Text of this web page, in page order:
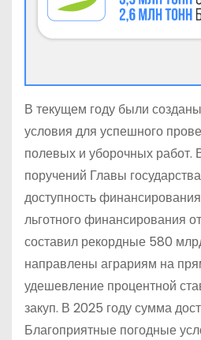
В текущем году были
условия для успешного
полевых и уборочных работ.
поручений Главы
доступность
льготного финансирования
составил рекордные 580
направлены аграриям на
удешевление процентной
закуп. В 2025 году сумма
Благоприятные погодные